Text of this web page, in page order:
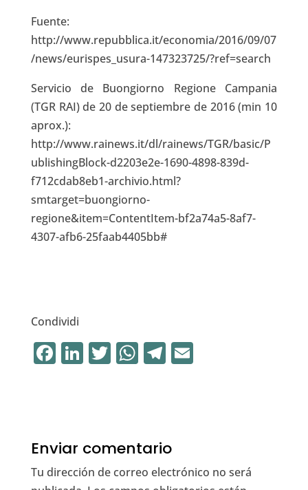
Fuente:
http://www.repubblica.it/economia/2016/09/07
/news/eurispes_usura-147323725/?ref=search
Servicio de Buongiorno Regione Campania
(TGR RAI) de 20 de septiembre de 2016 (min 10
aprox.):
http://www.rainews.it/dl/rainews/TGR/basic/P
ublishingBlock-d2203e2e-1690-4898-839d-
f712cdab8eb1-archivio.html?
smtarget=buongiorno-
regione&item=ContentItem-bf2a74a5-8af7-
4307-afb6-25faab4405bb#
Condividi
F
b
o
Li
dI
n
T
r
W
A
p
T
a
m
E
Enviar comentario
Tu dirección de correo electrónico no será